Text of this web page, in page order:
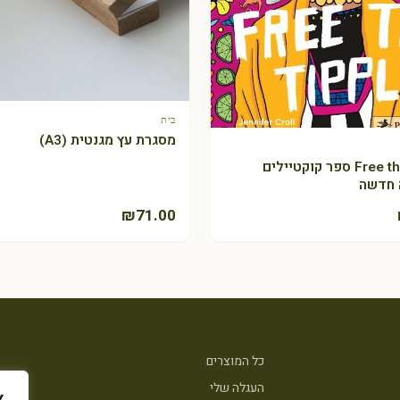
+ הוספה לסל
זית "זיתים צפים"
Free the Tipple ספר קוקטיילים
חדשה
בית
מסגרת עץ מגנטית (A3)
₪71.00
כל המוצרים
העגלה שלי